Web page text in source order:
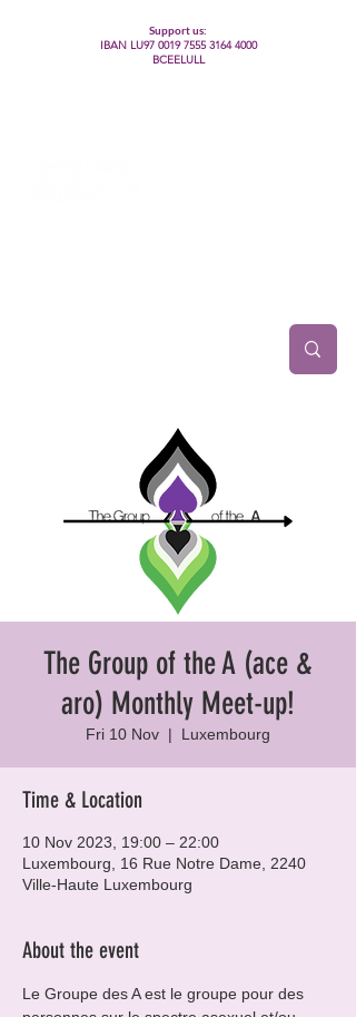
Support us:
IBAN LU97 0019 7555 3164 4000
BCEELULL
The Group of the A (ace &
aro) Monthly Meet-up!
Fri 10 Nov
  |
Luxembourg
Time & Location
10 Nov 2023, 19:00 – 22:00
Luxembourg, 16 Rue Notre Dame, 2240
Ville-Haute Luxembourg
About the event
Le Groupe des A est le groupe pour des